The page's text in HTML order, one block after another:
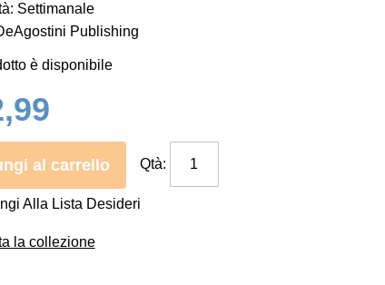
Settimanale
Publishing
è disponibile
al carrello Qtà:
Alla Lista Desideri
la collezione